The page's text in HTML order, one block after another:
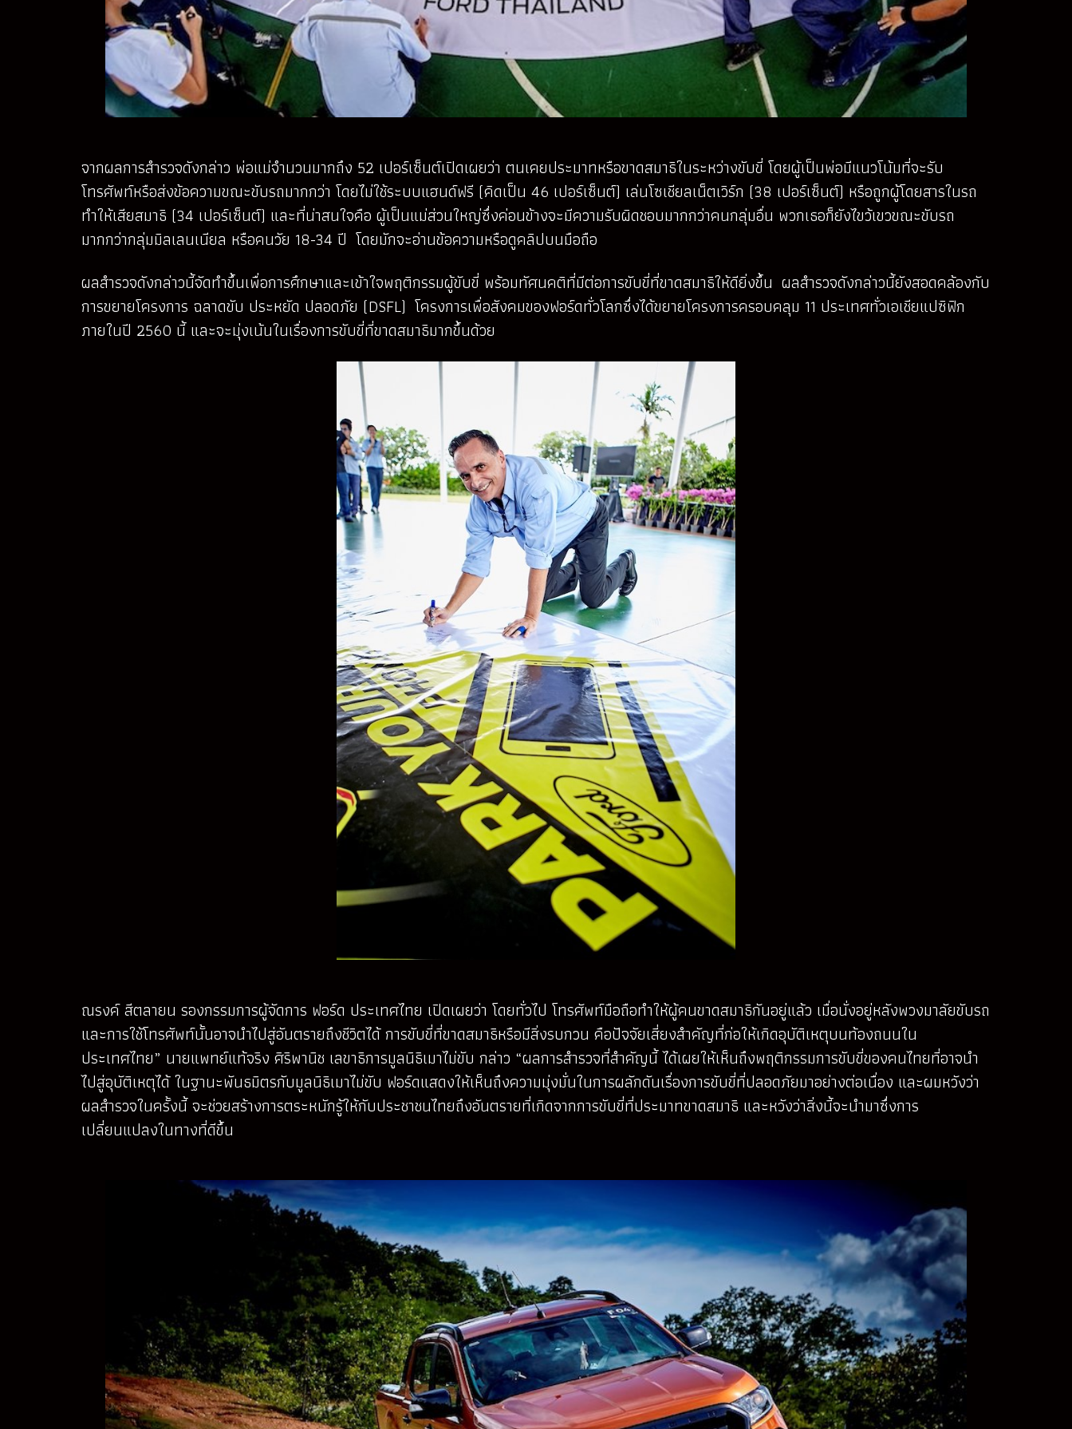
จากผลการสำรวจดังกล่าว พ่อแม่จำนวนมากถึง 52 เปอร์เซ็นต์เปิดเผยว่า ตนเคยประมาทหรือขาดสมาธิในระหว่างขับขี่ โดยผู้เป็นพ่อมีแนวโน้มที่จะรับ
โทรศัพท์หรือส่งข้อความขณะขับรถมากกว่า โดยไม่ใช้ระบบแฮนด์ฟรี (คิดเป็น 46 เปอร์เซ็นต์) เล่นโซเชียลเน็ตเวิร์ก (38 เปอร์เซ็นต์) หรือถูกผู้โดยสารในรถ
ทำให้เสียสมาธิ (34 เปอร์เซ็นต์) และที่น่าสนใจคือ ผู้เป็นแม่ส่วนใหญ่ซึ่งค่อนข้างจะมีความรับผิดชอบมากกว่าคนกลุ่มอื่น พวกเธอก็ยังไขว้เขวขณะขับรถ
มากกว่ากลุ่มมิลเลนเนียล หรือคนวัย 18-34 ปี โดยมักจะอ่านข้อความหรือดูคลิปบนมือถือ
ผลสำรวจดังกล่าวนี้จัดทำขึ้นเพื่อการศึกษาและเข้าใจพฤติกรรมผู้ขับขี่ พร้อมทัศนคติที่มีต่อการขับขี่ที่ขาดสมาธิให้ดียิ่งขึ้น ผลสำรวจดังกล่าวนี้ยังสอดคล้องกับ
การขยายโครงการ ฉลาดขับ ประหยัด ปลอดภัย (DSFL) โครงการเพื่อสังคมของฟอร์ดทั่วโลกซึ่งได้ขยายโครงการครอบคลุม 11 ประเทศทั่วเอเชียแปซิฟิก
ภายในปี 2560 นี้ และจะมุ่งเน้นในเรื่องการขับขี่ที่ขาดสมาธิมากขึ้นด้วย
ณรงค์ สีตลายน รองกรรมการผู้จัดการ ฟอร์ด ประเทศไทย เปิดเผยว่า โดยทั่วไป โทรศัพท์มือถือทำให้ผู้คนขาดสมาธิกันอยู่แล้ว เมื่อนั่งอยู่หลังพวงมาลัยขับรถ
และการใช้โทรศัพท์นั้นอาจนำไปสู่อันตรายถึงชีวิตได้ การขับขี่ที่ขาดสมาธิหรือมีสิ่งรบกวน คือปัจจัยเสี่ยงสำคัญที่ก่อให้เกิดอุบัติเหตุบนท้องถนนใน
ประเทศไทย” นายแพทย์แท้จริง ศิริพานิช เลขาธิการมูลนิธิเมาไม่ขับ กล่าว “ผลการสำรวจที่สำคัญนี้ ได้เผยให้เห็นถึงพฤติกรรมการขับขี่ของคนไทยที่อาจนำ
ไปสู่อุบัติเหตุได้ ในฐานะพันธมิตรกับมูลนิธิเมาไม่ขับ ฟอร์ดแสดงให้เห็นถึงความมุ่งมั่นในการผลักดันเรื่องการขับขี่ที่ปลอดภัยมาอย่างต่อเนื่อง และผมหวังว่า
ผลสำรวจในครั้งนี้ จะช่วยสร้างการตระหนักรู้ให้กับประชาชนไทยถึงอันตรายที่เกิดจากการขับขี่ที่ประมาทขาดสมาธิ และหวังว่าสิ่งนี้จะนำมาซึ่งการ
เปลี่ยนแปลงในทางที่ดีขึ้น